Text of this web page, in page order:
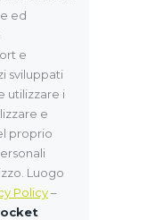
ed
e
sviluppati
utilizzare i
e
proprio
Luogo
Policy–